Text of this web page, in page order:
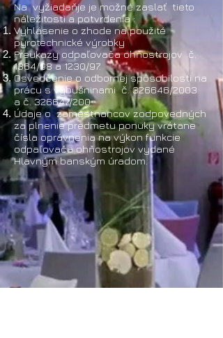
Na vyžiadaňje je možné zaslať tieto
náležitosti a potvrdenia :
Vyhlásenie o zhode na použité
pyrotechnické výrobky
Preukazy odpaľovača ohňostrojov č.
1364/98 a 1230/97.
Osvedčenie o odbornej spôsobilosti na
prácu s výbušninami č. 326646/2003
a č. 326647/200
Údaje o zamestnancov zodpovedných
za plnenie predmetu ponuky vrátane
čísla oprávnenia na výkon funkcie
odpaľovača ohňostrojov vydané
Hlavným banským úradom.